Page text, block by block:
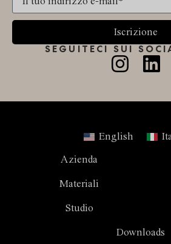
Iscrizione
SEGUITECI SUI
English
Azienda
Materiali
Studio
Downloads